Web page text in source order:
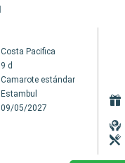
Costa Pacifica
9 d
Camarote estándar
Estambul
09/05/2027